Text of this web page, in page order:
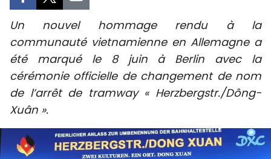
CULTURE
TOURISME
ENVIRONNEMENT
SPORT
FRANCOPHONIE
Un nouvel hommage rendu à la
communauté vietnamienne en Allemagne a
été marqué le 8 juin à Berlin avec la
cérémonie officielle de changement de nom
de l’arrêt de tramway « Herzbergstr./Dông-
Xuân ».